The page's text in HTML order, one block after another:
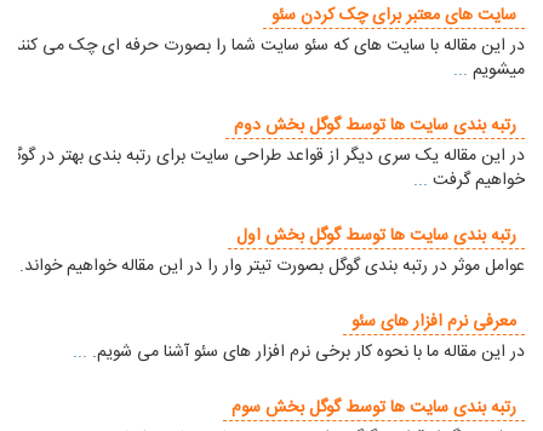
سایت های معتبر برای چک کردن سئو
در این مقاله با سایت های که سئو سایت شما را بصورت حرفه ای چک می کنند
میشویم ...
رتبه بندی سایت ها توسط گوگل بخش دوم
در این مقاله یک سری دیگر از قواعد طراحی سایت برای رتبه بندی بهتر در گوگل
خواهیم گرفت ...
رتبه بندی سایت ها توسط گوگل بخش اول
عوامل موثر در رتبه بندی گوگل بصورت تیتر وار را در این مقاله خواهیم خواند.
معرفی نرم افزار های سئو
در این مقاله ما با نحوه کار برخی نرم افزار های سئو آشنا می شویم. ...
رتبه بندی سایت ها توسط گوگل بخش سوم